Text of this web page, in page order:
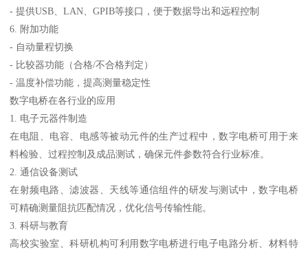
- 提供USB、LAN、GPIB等接口，便于数据导出和远程控制
6. 附加功能
- 自动量程切换
- 比较器功能（合格/不合格判定）
- 温度补偿功能，提高测量稳定性
数字电桥在各行业的应用
1. 电子元器件制造
在电阻、电容、电感等被动元件的生产过程中，数字电桥可用于来
料检验、过程控制及成品测试，确保元件参数符合行业标准。
2. 通信设备测试
在射频电路、滤波器、天线等通信组件的研发与测试中，数字电桥
可精确测量阻抗匹配情况，优化信号传输性能。
3. 科研与教育
高校实验室、科研机构可利用数字电桥进行电子电路分析、材料特